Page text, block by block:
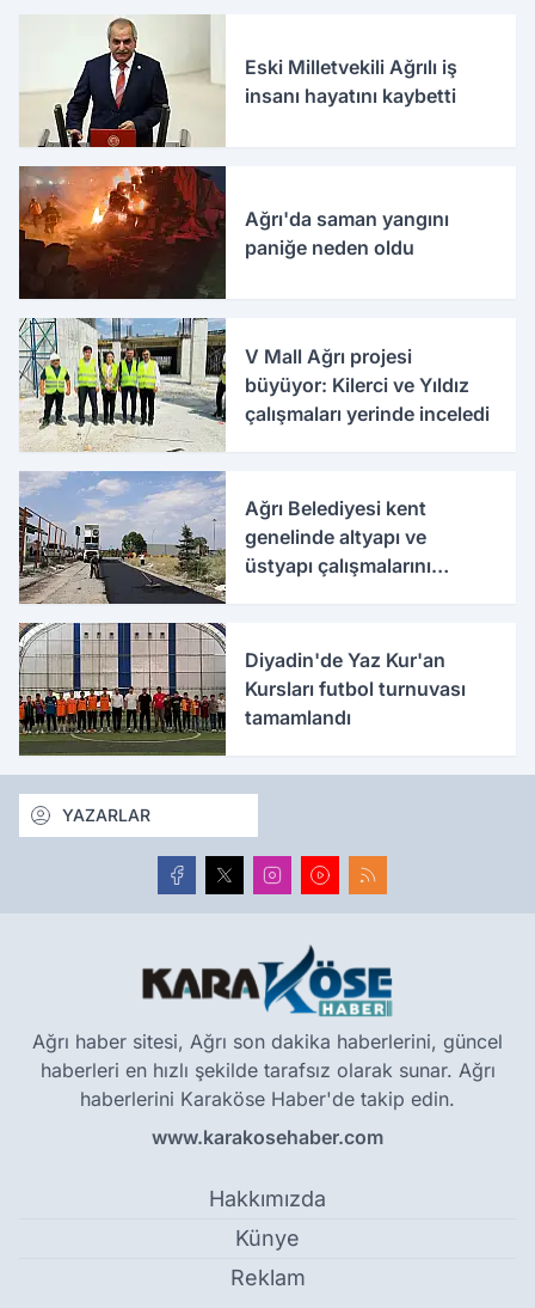
Eski Milletvekili Ağrılı iş
insanı hayatını kaybetti
Ağrı'da saman yangını
paniğe neden oldu
V Mall Ağrı projesi
büyüyor: Kilerci ve Yıldız
çalışmaları yerinde inceledi
Ağrı Belediyesi kent
genelinde altyapı ve
üstyapı çalışmalarını
Diyadin'de Yaz Kur'an
Kursları futbol turnuvası
tamamlandı
YAZARLAR
Ağrı haber sitesi, Ağrı son dakika haberlerini, güncel
haberleri en hızlı şekilde tarafsız olarak sunar. Ağrı
haberlerini Karaköse Haber'de takip edin.
www.karakosehaber.com
Hakkımızda
Künye
Reklam